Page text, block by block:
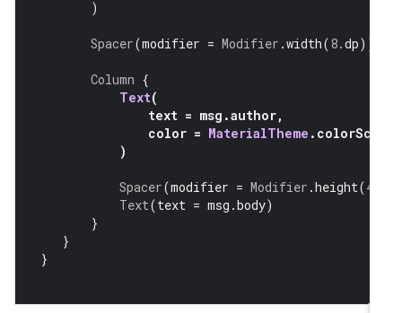
Spacer(modifier = Modifier.width(8. dp
Column
Text
text = msg.author
color = MaterialTheme.
Spacer(modifier = Modifier.height
Text(text = msg.body